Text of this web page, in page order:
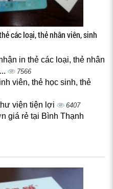
các loại, thẻ nhân viên, sinh
in thẻ các loại, thẻ nhân
7566
viên, thẻ học sinh, thẻ
viện tiện lợi 6407
giá rẻ tại Bình Thạnh